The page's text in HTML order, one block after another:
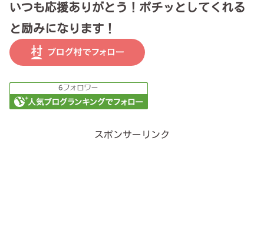
いつも応援ありがとう！ポチッとしてくれる
と励みになります！
スポンサーリンク